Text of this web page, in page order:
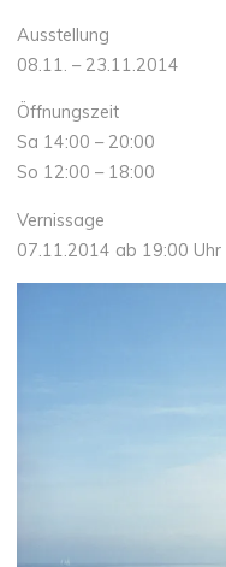
Ausstellung
08.11. – 23.11.2014
Öffnungszeit
Sa 14:00 – 20:00
So 12:00 – 18:00
Vernissage
07.11.2014 ab 19:00 Uhr